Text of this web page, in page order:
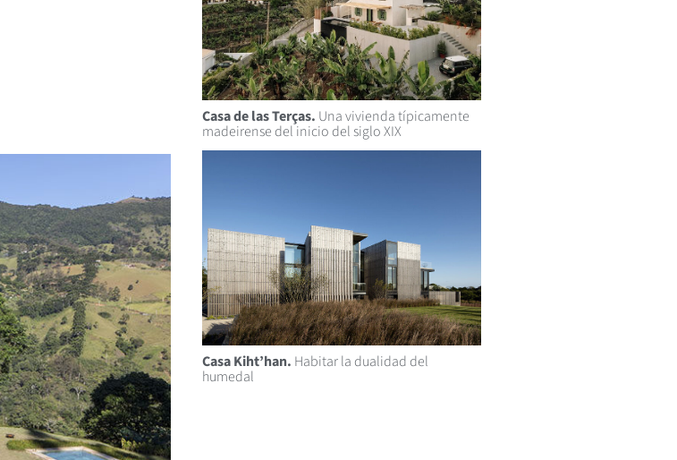
Casa de las Terças. Una vivienda típicamente
madeirense del inicio del siglo XIX
Casa Kiht’han. Habitar la dualidad del
humedal